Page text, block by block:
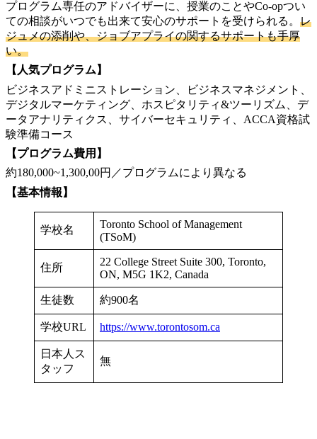
プログラム専任のアドバイザーに、授業のことやCo-opつい
ての相談がいつでも出来て安心のサポートを受けられる。 レ
ジュメの添削や、ジョブアプライの関するサポートも手厚
い。
【人気プログラム】
ビジネスアドミニストレーション、ビジネスマネジメント、
デジタルマーケティング、ホスピタリティ&ツーリズム、デ
ータアナリティクス、サイバーセキュリティ、ACCA資格試
験準備コース
【プログラム費用】
約180,000~1,300,00円／プログラムにより異なる
【基本情報】
学校名
Toronto School of Management
(TSoM)
住所
22 College Street Suite 300, Toronto,
ON, M5G 1K2, Canada
生徒数 約900名
学校URL https://www.torontosom.ca
日本人ス
タッフ
無